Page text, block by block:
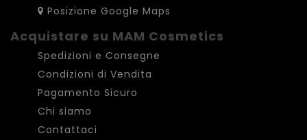
Posizione Google Maps
Acquistare su MAM Cosmetics
Spedizioni e Consegne
Condizioni di Vendita
Pagamento Sicuro
Chi siamo
Contattaci